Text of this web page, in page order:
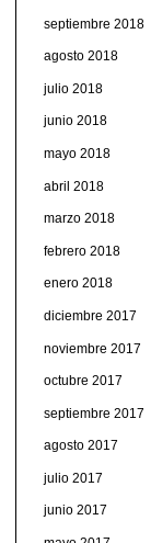
septiembre 2018
agosto 2018
julio 2018
junio 2018
mayo 2018
abril 2018
marzo 2018
febrero 2018
enero 2018
diciembre 2017
noviembre 2017
octubre 2017
septiembre 2017
agosto 2017
julio 2017
junio 2017